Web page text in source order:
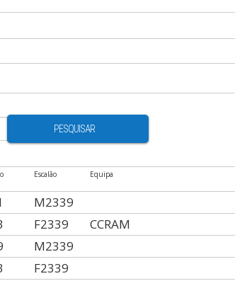
PESQUISAR
Escalão Equipa
M2339
F2339 CCRAM
M2339
F2339